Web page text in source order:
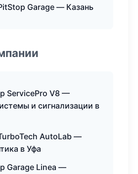
Garage — Казань
ServicePro V8 —
и сигнализации в
AutoLab —
в Уфа
Garage Linea —